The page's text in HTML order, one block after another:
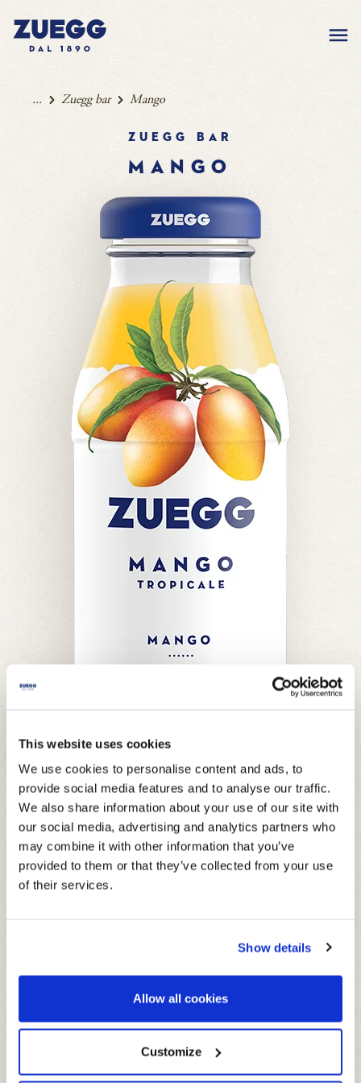
This website uses cookies
We use cookies to personalise content and ads, to
provide social media features and to analyse our traffic.
We also share information about your use of our site with
our social media, advertising and analytics partners who
may combine it with other information that you’ve
provided to them or that they’ve collected from your use
of their services.
Show details
Allow all cookies
Customize
... Zuegg bar Mango
Zuegg bar
MANGO
GLASFLASCHE 200 ML
Die besten Fruchtsorten, die man
unterwegs trinken kann: in den besten
Wasser, Frucht: Mangomark (29,5%), Maracujasaft (0,5%),
Zucker, Säuerungsmittel: Citronensäure, natürliches Aroma,
DURCHSCHNITTLICHE NÄHRWERTE